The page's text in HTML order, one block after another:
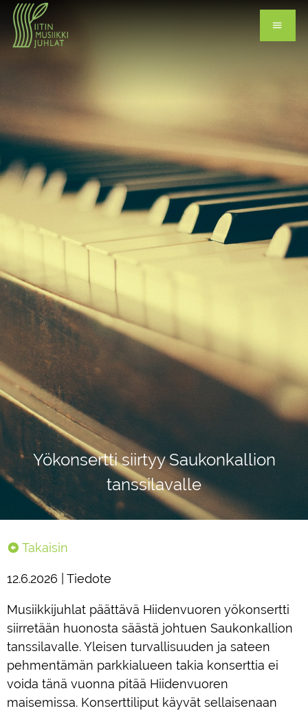
Yökonsertti siirtyy Saukonkallion
tanssilavalle
Takaisin
12.6.2026 | Tiedote
Musiikkijuhlat päättävä Hiidenvuoren yökonsertti
siirretään huonosta säästä johtuen Saukonkallion
tanssilavalle. Yleisen turvallisuuden ja sateen
pehmentämän parkkialueen takia konserttia ei
voida tänä vuonna pitää Hiidenvuoren
maisemissa. Konserttiliput käyvät sellaisenaan